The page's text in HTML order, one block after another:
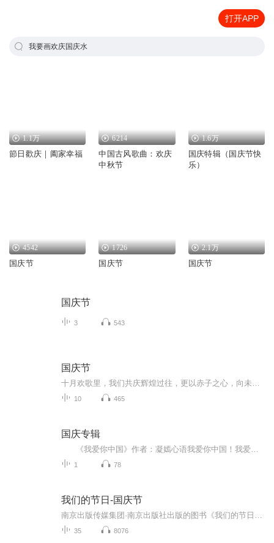
打开APP
我要画欢庆国庆水
1.1万
節日歡庆｜阖家幸福
6214
中国古风歌曲：欢庆
中秋节
1.6万
国庆特辑（国庆节快
乐）
4542
国庆节
1726
国庆节
2.1万
国庆节
国庆节
3 543
国庆节
10 465
国庆专辑
1 78
我们的节日-国庆节
35 8076